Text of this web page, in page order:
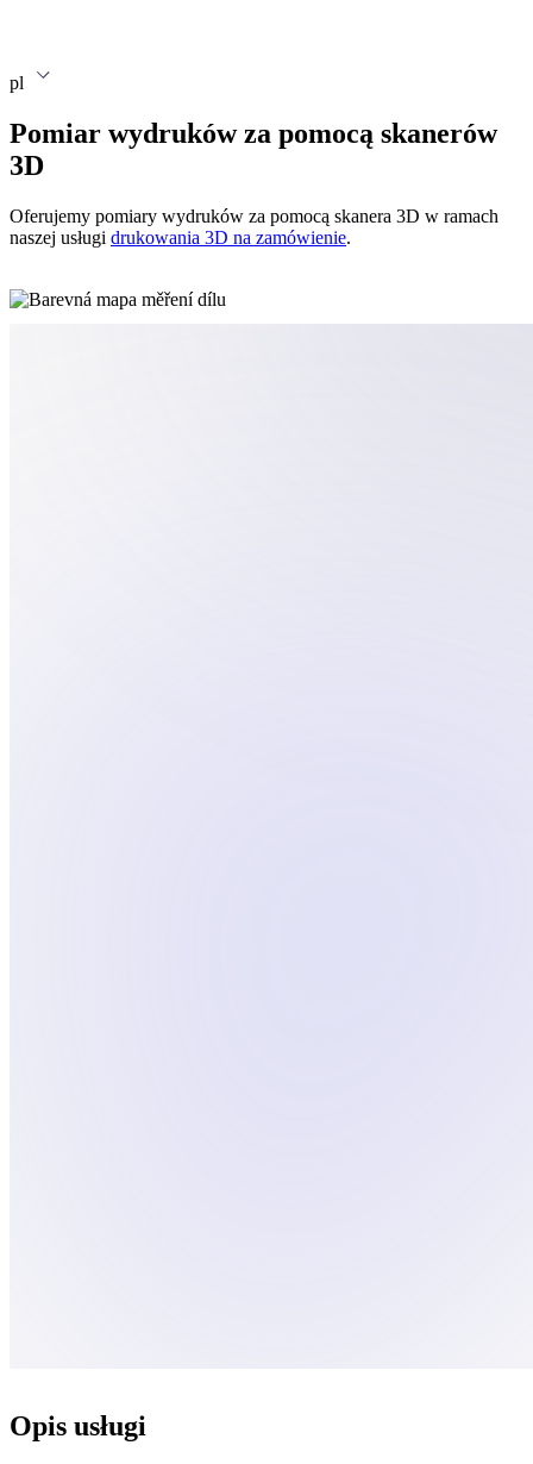
pl
Pomiar wydruków za pomocą skanerów
3D
Oferujemy pomiary wydruków za pomocą skanera 3D w ramach
naszej usługi drukowania 3D na zamówienie.
Opis usługi